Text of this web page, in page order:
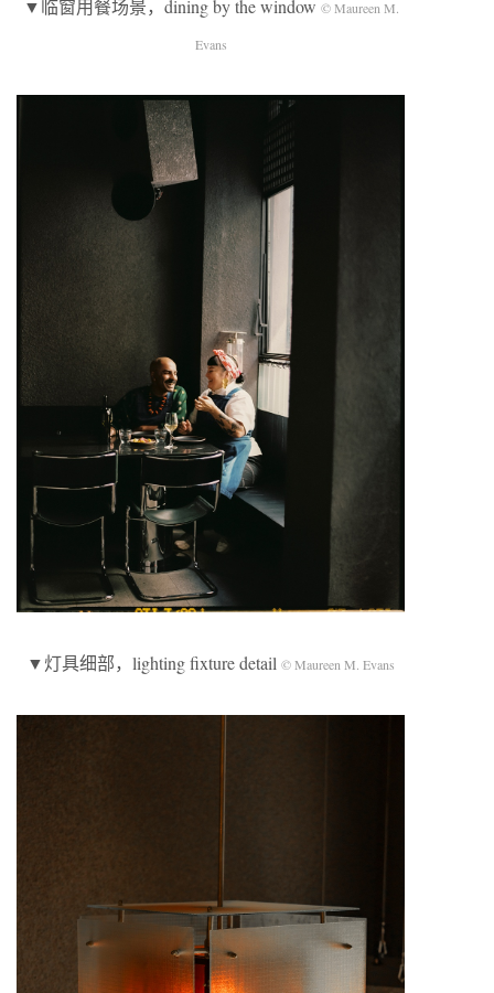
▼临窗用餐场景，dining by the window © Maureen M.
Evans
▼灯具细部，lighting fixture detail © Maureen M. Evans